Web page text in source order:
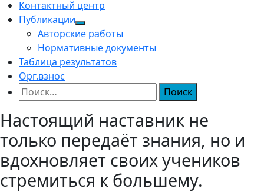
Контактный центр
Публикации
Авторские работы
Нормативные документы
Таблица результатов
Орг.взнос
Найти:
Настоящий наставник не
только передаёт знания, но и
вдохновляет своих учеников
стремиться к большему.